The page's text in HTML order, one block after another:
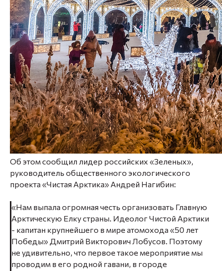
Об этом сообщил лидер российских «Зеленых»,
руководитель общественного экологического
проекта «Чистая Арктика» Андрей Нагибин:
«Нам выпала огромная честь организовать Главную
Арктическую Елку страны. Идеолог Чистой Арктики
- капитан крупнейшего в мире атомохода «50 лет
Победы» Дмитрий Викторович Лобусов. Поэтому
не удивительно, что первое такое мероприятие мы
проводим в его родной гавани, в городе